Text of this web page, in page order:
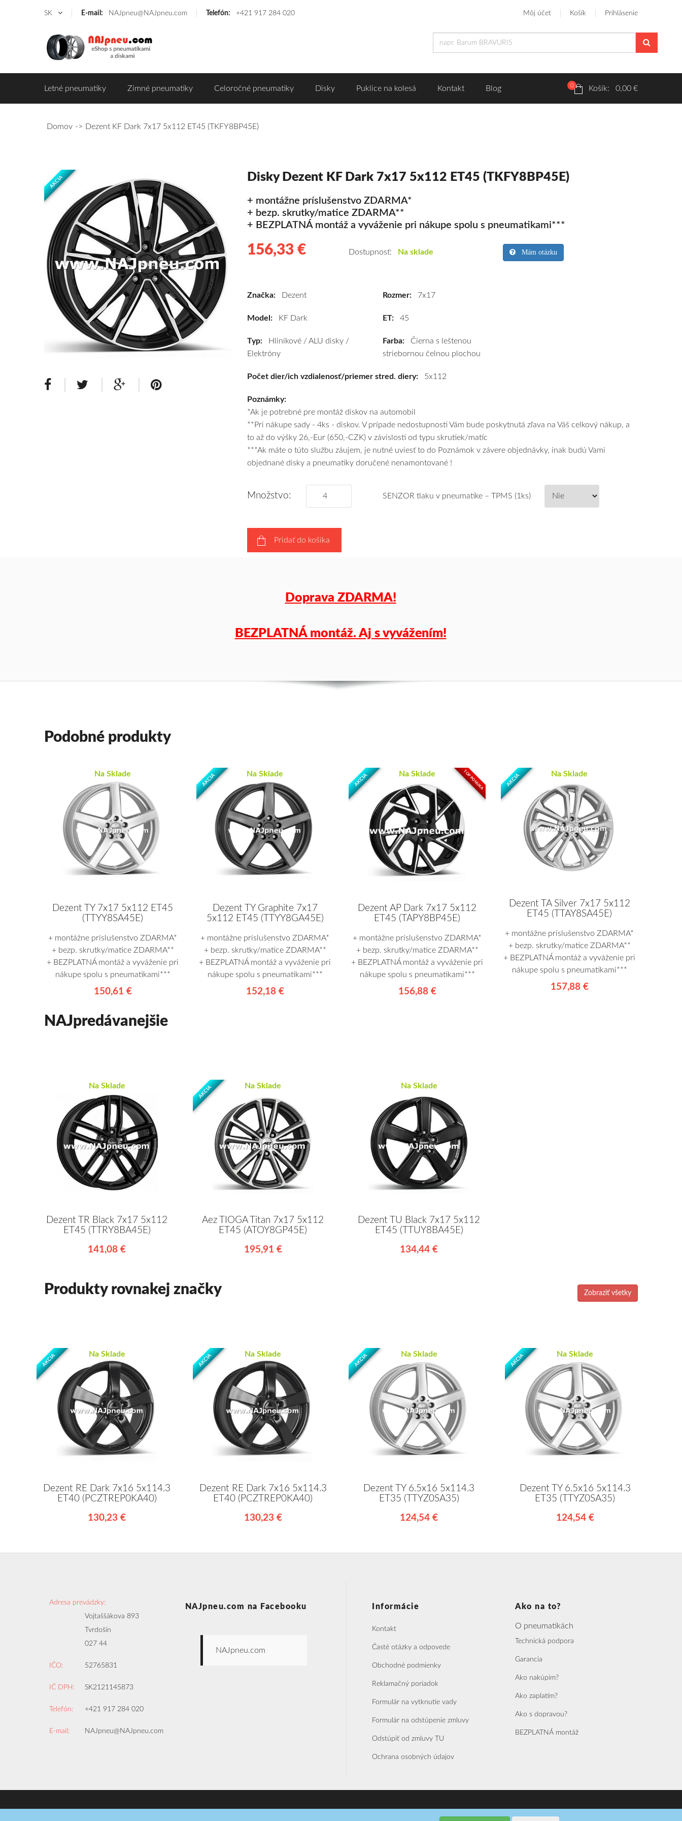
SK E-mail: NAJpneu@NAJpneu.com Telefón: +421 917 284 020 Môj účet Košík Prihlásenie
Letné pneumatiky Zimné pneumatiky Celoročné pneumatiky Disky Puklice na kolesá Kontakt Blog 0 Košík: 0,00 €
Domov Dezent KF Dark 7x17 5x112 ET45 (TKFY8BP45E)
AKCIA Disky Dezent KF Dark 7x17 5x112 ET45 (TKFY8BP45E)
+ montážne príslušenstvo ZDARMA*
+ bezp. skrutky/matice ZDARMA**
+ BEZPLATNÁ montáž a vyváženie pri nákupe spolu s pneumatikami***
156,33 €
ET45
za
a
k
tomu
vám
obujeme
a
pošleme
zadarmo.
Dostupnosť: Na sklade Mám otázku
Značka: Dezent
Model: KF Dark
Typ: Hliníkové / ALU disky /
Elektróny
Rozmer:7x17
ET:45
Farba:Čierna s leštenou
striebornou čelnou plochou
Počet dier/ich vzdialenosť/priemer stred. diery: 5x112
Poznámky:
*Ak je potrebné pre montáž diskov na automobil
**Pri nákupe sady - 4ks - diskov. V prípade nedostupnosti Vám bude poskytnutá zľava na Váš celkový nákup, a
to až do výšky 26,-Eur (650,-CZK) v závislosti od typu skrutiek/matíc
***Ak máte o túto službu záujem, je nutné uviesť to do Poznámok v závere objednávky, inak budú Vami
objednané disky a pneumatiky doručené nenamontované !
Množstvo: SENZOR tlaku v pneumatike – TPMS (1ks)
Pridať do košíka
Doprava ZDARMA!
BEZPLATNÁ montáž. Aj s vyvážením!
Podobné produkty
Na Sklade
Dezent TY 7x17 5x112 ET45
(TTYY8SA45E)
+ montážne príslušenstvo ZDARMA*
+ bezp. skrutky/matice ZDARMA**
+ BEZPLATNÁ montáž a vyváženie pri
nákupe spolu s pneumatikami***
150,61 €
AKCIA Na Sklade
Dezent TY Graphite 7x17
5x112 ET45 (TTYY8GA45E)
+ montážne príslušenstvo ZDARMA*
+ bezp. skrutky/matice ZDARMA**
+ BEZPLATNÁ montáž a vyváženie pri
nákupe spolu s pneumatikami***
152,18 €
AKCIA TOP PONUKA
Na Sklade
Dezent AP Dark 7x17 5x112
ET45 (TAPY8BP45E)
+ montážne príslušenstvo ZDARMA*
+ bezp. skrutky/matice ZDARMA**
+ BEZPLATNÁ montáž a vyváženie pri
nákupe spolu s pneumatikami***
156,88 €
AKCIA Na Sklade
Dezent TA Silver 7x17 5x112
ET45 (TTAY8SA45E)
+ montážne príslušenstvo ZDARMA*
+ bezp. skrutky/matice ZDARMA**
+ BEZPLATNÁ montáž a vyváženie pri
nákupe spolu s pneumatikami***
157,88 €
NAJpredávanejšie
Na Sklade
Dezent TR Black 7x17 5x112
ET45 (TTRY8BA45E)
141,08 €
AKCIA Na Sklade
Aez TIOGA Titan 7x17 5x112
ET45 (ATOY8GP45E)
195,91 €
Na Sklade
Dezent TU Black 7x17 5x112
ET45 (TTUY8BA45E)
134,44 €
Produkty rovnakej značky Zobraziť všetky
AKCIA Na Sklade
Dezent RE Dark 7x16 5x114.3
ET40 (PCZTREP0KA40)
130,23 €
AKCIA Na Sklade
Dezent RE Dark 7x16 5x114.3
ET40 (PCZTREP0KA40)
130,23 €
AKCIA Na Sklade
Dezent TY 6.5x16 5x114.3
ET35 (TTYZ0SA35)
124,54 €
AKCIA Na Sklade
Dezent TY 6.5x16 5x114.3
ET35 (TTYZ0SA35)
124,54 €
Adresa prevádzky:
Vojtaššákova 893
Tvrdošín
027 44
IČO: 52765831
IČ DPH: SK2121145873
Telefón: +421 917 284 020
E-mail: NAJpneu@NAJpneu.com
NAJpneu.com na Facebooku
NAJpneu.com
Informácie
Kontakt
Časté otázky a odpovede
Obchodné podmienky
Reklamačný poriadok
Formulár na vytknutie vady
Formulár na odstúpenie zmluvy
Odstúpiť od zmluvy TU
Ochrana osobných údajov
Ako na to?
O pneumatikách
Technická podpora
Garancia
Ako nakúpim?
Ako zaplatím?
Ako s dopravou?
BEZPLATNÁ montáž
Realizácia SoftPoint s.r.o.Tvorba webových aplikácií a biznis softvérov na mieru